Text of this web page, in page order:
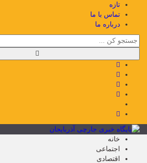
تازه
تماس با ما
درباره ما
خانه
اجتماعی
اقتصادی